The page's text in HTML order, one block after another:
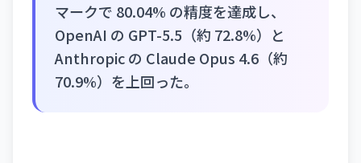
マークで 80.04% の精度を達成し、
OpenAI の GPT-5.5（約 72.8%）と
Anthropic の Claude Opus 4.6（約
70.9%）を上回った。